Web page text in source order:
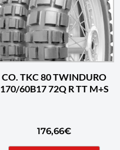
CO. TKC 80 TWINDURO
170/60B17 72Q R TT M+S
176,66€